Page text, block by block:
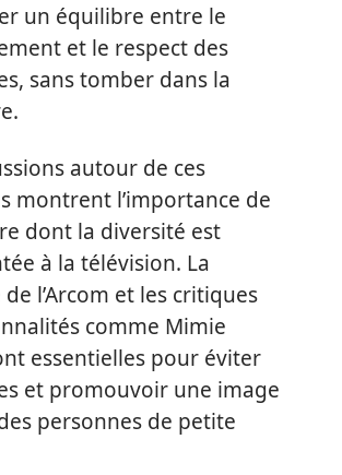
un équilibre entre le
et le respect des
sans tomber dans la
autour de ces
montrent l’importance de
dont la diversité est
à la télévision. La
l’Arcom et les critiques
comme Mimie
essentielles pour éviter
et promouvoir une image
personnes de petite